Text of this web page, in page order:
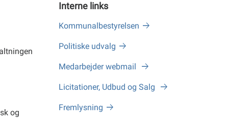
og
Interne links
Kommunalbestyrelsen
Politiske udvalg
Medarbejder webmail
Licitationer, Udbud og Salg
Fremlysning